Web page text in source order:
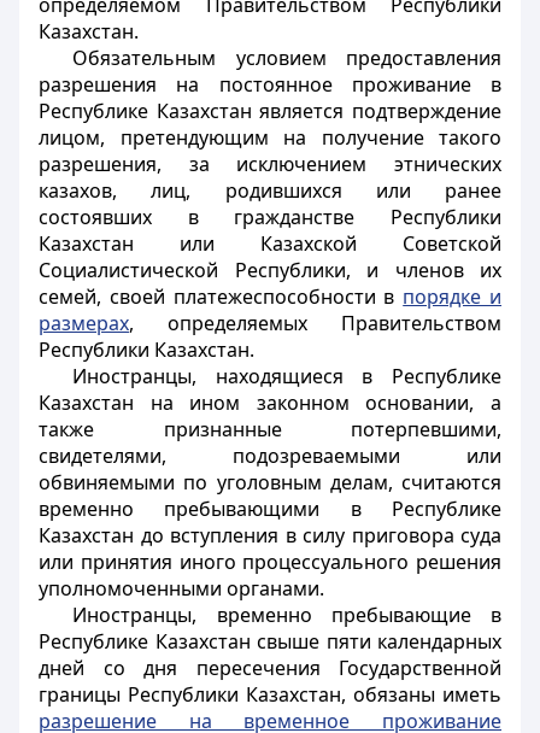
Казахстан.
Обязательным условием предоставления
разрешения на постоянное проживание в
Республике Казахстан является подтверждение
лицом, претендующим на получение такого
разрешения, за исключением этнических
казахов, лиц, родившихся или ранее
состоявших в гражданстве Республики
Казахстан или Казахской Советской
Социалистической Республики, и членов их
семей, своей платежеспособности в порядке и
размерах, определяемых Правительством
Республики Казахстан.
Иностранцы, находящиеся в Республике
Казахстан на ином законном основании, а
также признанные потерпевшими,
свидетелями, подозреваемыми или
обвиняемыми по уголовным делам, считаются
временно пребывающими в Республике
Казахстан до вступления в силу приговора суда
или принятия иного процессуального решения
уполномоченными органами.
Иностранцы, временно пребывающие в
Республике Казахстан свыше пяти календарных
дней со дня пересечения Государственной
границы Республики Казахстан, обязаны иметь
разрешение на временное проживание